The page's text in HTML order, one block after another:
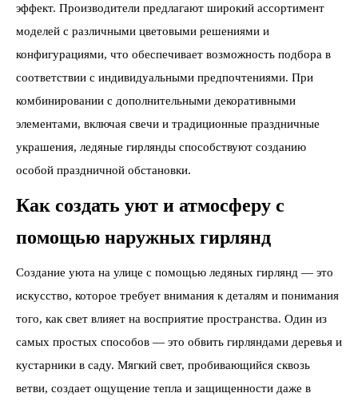
эффект. Производители предлагают широкий ассортимент
моделей с различными цветовыми решениями и
конфигурациями, что обеспечивает возможность подбора в
соответствии с индивидуальными предпочтениями. При
комбинировании с дополнительными декоративными
элементами, включая свечи и традиционные праздничные
украшения, ледяные гирлянды способствуют созданию
особой праздничной обстановки.
Как создать уют и атмосферу с
помощью наружных гирлянд
Создание уюта на улице с помощью ледяных гирлянд — это
искусство, которое требует внимания к деталям и понимания
того, как свет влияет на восприятие пространства. Один из
самых простых способов — это обвить гирляндами деревья и
кустарники в саду. Мягкий свет, пробивающийся сквозь
ветви, создает ощущение тепла и защищенности даже в